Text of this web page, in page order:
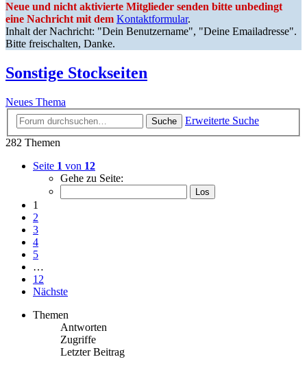
Neue und nicht aktivierte Mitglieder senden bitte unbedingt
eine Nachricht mit dem Kontaktformular.
Inhalt der Nachricht: "Dein Benutzername", "Deine Emailadresse".
Bitte freischalten, Danke.
Sonstige Stockseiten
Neues Thema
Suche
Erweiterte Suche
282 Themen
Seite 1 von 12
Gehe zu Seite:
1
2
3
4
5
…
12
Nächste
Themen
Antworten
Zugriffe
Letzter Beitrag